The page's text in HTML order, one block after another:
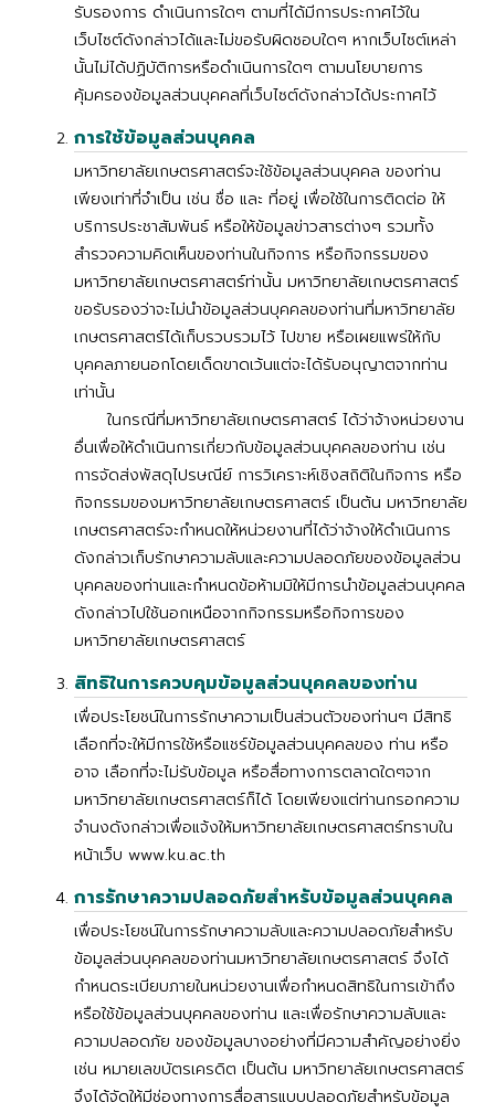
รับรองการ ดำเนินการใดๆ ตามที่ได้มีการประกาศไว้ใน
เว็บไซต์ดังกล่าวได้และไม่ขอรับผิดชอบใดๆ หากเว็บไซต์เหล่า
นั้นไม่ได้ปฏิบัติการหรือดำเนินการใดๆ ตามนโยบายการ
คุ้มครองข้อมูลส่วนบุคคลที่เว็บไซต์ดังกล่าวได้ประกาศไว้
การใช้ข้อมูลส่วนบุคคล
มหาวิทยาลัยเกษตรศาสตร์จะใช้ข้อมูลส่วนบุคคล ของท่าน
เพียงเท่าที่จำเป็น เช่น ชื่อ และ ที่อยู่ เพื่อใช้ในการติดต่อ ให้
บริการประชาสัมพันธ์ หรือให้ข้อมูลข่าวสารต่างๆ รวมทั้ง
สำรวจความคิดเห็นของท่านในกิจการ หรือกิจกรรมของ
มหาวิทยาลัยเกษตรศาสตร์ท่านั้น มหาวิทยาลัยเกษตรศาสตร์
ขอรับรองว่าจะไม่นำข้อมูลส่วนบุคคลของท่านที่มหาวิทยาลัย
เกษตรศาสตร์ได้เก็บรวบรวมไว้ ไปขาย หรือเผยแพร่ให้กับ
บุคคลภายนอกโดยเด็ดขาดเว้นแต่จะได้รับอนุญาตจากท่าน
เท่านั้น
ในกรณีที่มหาวิทยาลัยเกษตรศาสตร์ ได้ว่าจ้างหน่วยงาน
อื่นเพื่อให้ดำเนินการเกี่ยวกับข้อมูลส่วนบุคคลของท่าน เช่น
การจัดส่งพัสดุไปรษณีย์ การวิเคราะห์เชิงสถิติในกิจการ หรือ
กิจกรรมของมหาวิทยาลัยเกษตรศาสตร์ เป็นต้น มหาวิทยาลัย
เกษตรศาสตร์จะกำหนดให้หน่วยงานที่ได้ว่าจ้างให้ดำเนินการ
ดังกล่าวเก็บรักษาความลับและความปลอดภัยของข้อมูลส่วน
บุคคลของท่านและกำหนดข้อห้ามมิให้มีการนำข้อมูลส่วนบุคคล
ดังกล่าวไปใช้นอกเหนือจากกิจกรรมหรือกิจการของ
มหาวิทยาลัยเกษตรศาสตร์
สิทธิในการควบคุมข้อมูลส่วนบุคคลของท่าน
เพื่อประโยชน์ในการรักษาความเป็นส่วนตัวของท่านๆ มีสิทธิ
เลือกที่จะให้มีการใช้หรือแชร์ข้อมูลส่วนบุคคลของ ท่าน หรือ
อาจ เลือกที่จะไม่รับข้อมูล หรือสื่อทางการตลาดใดๆจาก
มหาวิทยาลัยเกษตรศาสตร์ก็ได้ โดยเพียงแต่ท่านกรอกความ
จำนงดังกล่าวเพื่อแจ้งให้มหาวิทยาลัยเกษตรศาสตร์ทราบใน
หน้าเว็บ www.ku.ac.th
การรักษาความปลอดภัยสำหรับข้อมูลส่วนบุคคล
เพื่อประโยชน์ในการรักษาความลับและความปลอดภัยสำหรับ
ข้อมูลส่วนบุคคลของท่านมหาวิทยาลัยเกษตรศาสตร์ จึงได้
กำหนดระเบียบภายในหน่วยงานเพื่อกำหนดสิทธิในการเข้าถึง
หรือใช้ข้อมูลส่วนบุคคลของท่าน และเพื่อรักษาความลับและ
ความปลอดภัย ของข้อมูลบางอย่างที่มีความสำคัญอย่างยิ่ง
เช่น หมายเลขบัตรเครดิต เป็นต้น มหาวิทยาลัยเกษตรศาสตร์
จึงได้จัดให้มีช่องทางการสื่อสารแบบปลอดภัยสำหรับข้อมูล